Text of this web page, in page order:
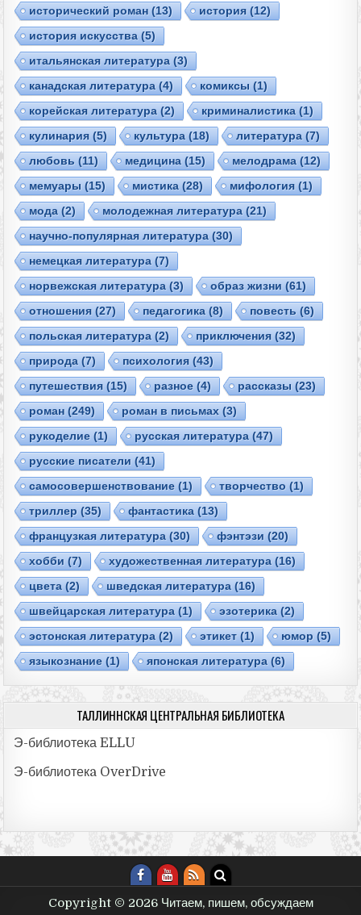
исторический роман (13) история (12)
история искусства (5)
итальянская литература (3)
канадская литература (4) комиксы (1)
корейская литература (2) криминалистика (1)
кулинария (5) культура (18) литература (7)
любовь (11) медицина (15) мелодрама (12)
мемуары (15) мистика (28) мифология (1)
мода (2) молодежная литература (21)
научно-популярная литература (30)
немецкая литература (7)
норвежская литература (3) образ жизни (61)
отношения (27) педагогика (8) повесть (6)
польская литература (2) приключения (32)
природа (7) психология (43)
путешествия (15) разное (4) рассказы (23)
роман (249) роман в письмах (3)
рукоделие (1) русская литература (47)
русские писатели (41)
самосовершенствование (1) творчество (1)
триллер (35) фантастика (13)
французкая литература (30) фэнтэзи (20)
хобби (7) художественная литература (16)
цвета (2) шведская литература (16)
швейцарская литература (1) эзотерика (2)
эстонская литература (2) этикет(1) юмор (5)
языкознание (1) японская литература (6)
ТАЛЛИННСКАЯ ЦЕНТРАЛЬНАЯ БИБЛИОТЕКА
Э-библиотека ELLU
Э-библиотекa OverDrive
Copyright © 2026 Читаем, пишем, обсуждаем